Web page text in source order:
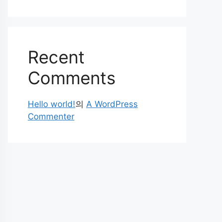
Recent
Comments
Hello world!의 A WordPress
Commenter